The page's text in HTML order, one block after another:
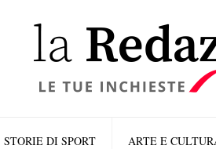
STORIE DI SPORT ARTE E